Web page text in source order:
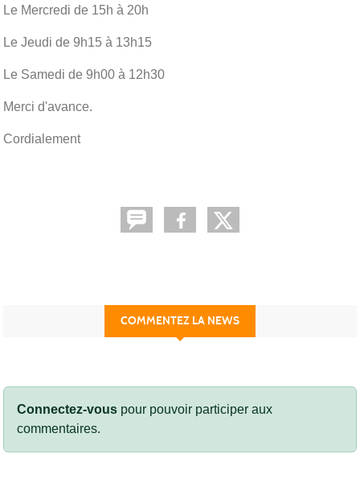
Le Mercredi de 15h à 20h
Le Jeudi de 9h15 à 13h15
Le Samedi de 9h00 à 12h30
Merci d'avance.
Cordialement
COMMENTEZ LA NEWS
Connectez-vous pour pouvoir participer aux
commentaires.